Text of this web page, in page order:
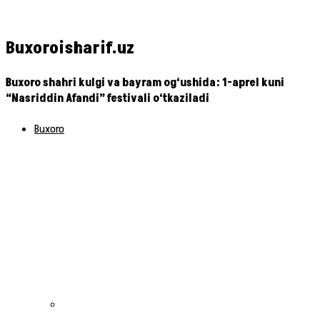
Buxoroisharif.uz
Buxoro shahri kulgi va bayram og‘ushida: 1-aprel kuni
“Nasriddin Afandi” festivali o‘tkaziladi
Buxoro